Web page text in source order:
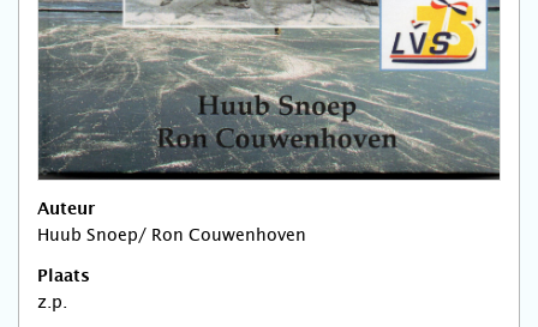
Auteur
Huub Snoep/ Ron Couwenhoven
Plaats
z.p.